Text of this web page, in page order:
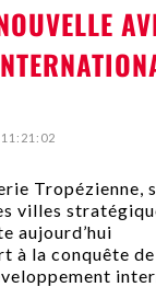
Tropézienne,
villes
aujourd’hui
à la conquête